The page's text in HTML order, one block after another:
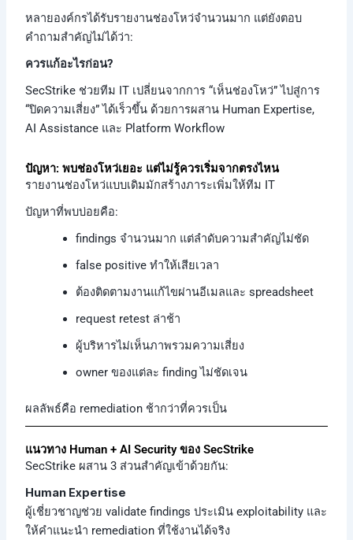
หลายองค์กรได้รับรายงานช่องโหว่จำนวนมาก แต่ยังตอบ
คำถามสำคัญไม่ได้ว่า:
ควรแก้อะไรก่อน?
SecStrike ช่วยทีม IT เปลี่ยนจากการ “เห็นช่องโหว่” ไปสู่การ
“ปิดความเสี่ยง” ได้เร็วขึ้น ด้วยการผสาน Human Expertise,
AI Assistance และ Platform Workflow
ปัญหา: พบช่องโหว่เยอะ แต่ไม่รู้ควรเริ่มจากตรงไหน
รายงานช่องโหว่แบบเดิมมักสร้างภาระเพิ่มให้ทีม IT
ปัญหาที่พบบ่อยคือ:
findings จำนวนมาก แต่ลำดับความสำคัญไม่ชัด
false positive ทำให้เสียเวลา
ต้องติดตามงานแก้ไขผ่านอีเมลและ spreadsheet
request retest ล่าช้า
ผู้บริหารไม่เห็นภาพรวมความเสี่ยง
owner ของแต่ละ finding ไม่ชัดเจน
ผลลัพธ์คือ remediation ช้ากว่าที่ควรเป็น
แนวทาง Human + AI Security ของ SecStrike
SecStrike ผสาน 3 ส่วนสำคัญเข้าด้วยกัน:
Human Expertise
ผู้เชี่ยวชาญช่วย validate findings ประเมิน exploitability และ
ให้คำแนะนำ remediation ที่ใช้งานได้จริง